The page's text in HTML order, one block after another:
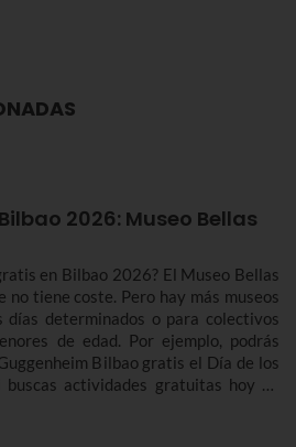
2026: Museo Bellas
en Bilbao 2026? El Museo Bellas
tiene coste. Pero hay más museos
determinados o para colectivos
de edad. Por ejemplo, podrás
Bilbao gratis el Día de los
actividades gratuitas hoy en